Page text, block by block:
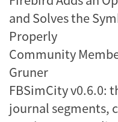
and Solves the
Properly
Community
Gruner
FBSimCity
journal segments,